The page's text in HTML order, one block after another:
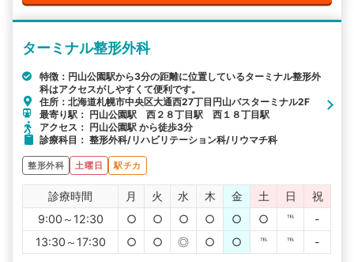
ターミナル整形外科
特徴：円山公園駅から3分の距離に位置しているターミナル整形外
科はアクセスがしやすくて便利です。
住所：北海道札幌市中央区大通西27丁目円山バスターミナル2F
最寄り駅： 円山公園駅 西２８丁目駅 西１８丁目駅
アクセス： 円山公園駅 から徒歩3分
診療科目： 整形外科/リハビリテーション科/リウマチ科
整形外科 土曜日 駅チカ
診療時間 月 火 水 木 金 土 日
祝
9:00～12:30
○ ○ ○ ○ ○ ○ ℡
-
13:30～17:30
○ ○ ◎ ○ ○ ℡ ℡ -